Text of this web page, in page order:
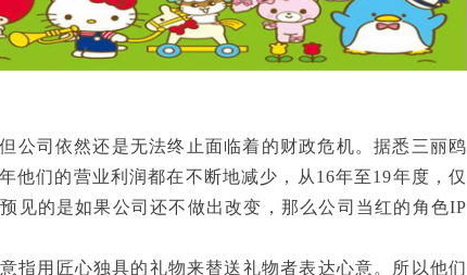
公司依然还是无法终止面临着的财政危机。据悉三丽鸥
他们的营业利润都在不断地减少，从16年至19年度，仅
见的是如果公司还不做出改变，那么公司当红的角色IP
指用匠心独具的礼物来替送礼物者表达心意。所以他们